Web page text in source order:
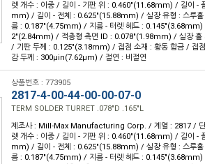
렛 개수 : 이중 / 길이 - 기판 위 : 0.460"(11.68mm) / 길이 -
mm) / 길이 - 전체 : 0.625"(15.88mm) / 실장 유형 : 스루홀
름 : 0.187"(4.75mm) / 지름 - 터렛 헤드 : 0.145"(3.68mm)
2"(2.84mm) / 적층형 측면 ID : 0.078"(1.98mm) / 실장
/ 기판 두께 : 0.125"(3.18mm) / 접점 소재 : 황동 합금 / 접
감 두께 : 300µin(7.62µm) / 절연 : 비절연
상품번호 : 773905
2817-4-00-44-00-00-07-0
TERM SOLDER TURRET .078"D .165"L
제조사 : Mill-Max Manufacturing Corp. / 계열 : 2817 / 단
렛 개수 : 이중 / 길이 - 기판 위 : 0.460"(11.68mm) / 길이 -
mm) / 길이 - 전체 : 0.625"(15.88mm) / 실장 유형 : 스루홀
름 : 0.187"(4.75mm) / 지름 - 터렛 헤드 : 0.145"(3.68mm)